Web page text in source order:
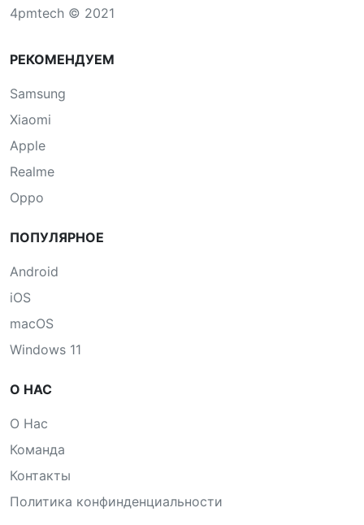
4pmtech © 2021
РЕКОМЕНДУЕМ
Samsung
Xiaomi
Apple
Realme
Oppo
ПОПУЛЯРНОЕ
Android
iOS
macOS
Windows 11
О НАС
О Нас
Команда
Контакты
Политика конфинденциальности